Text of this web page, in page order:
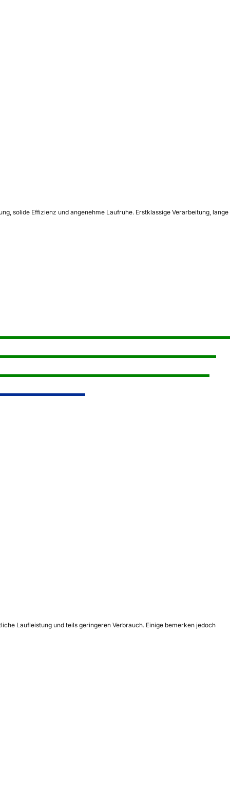
solide Effizienz und angenehme Laufruhe. Erstklassige Verarbeitung, lange
Laufleistung und teils geringeren Verbrauch. Einige bemerken jedoch